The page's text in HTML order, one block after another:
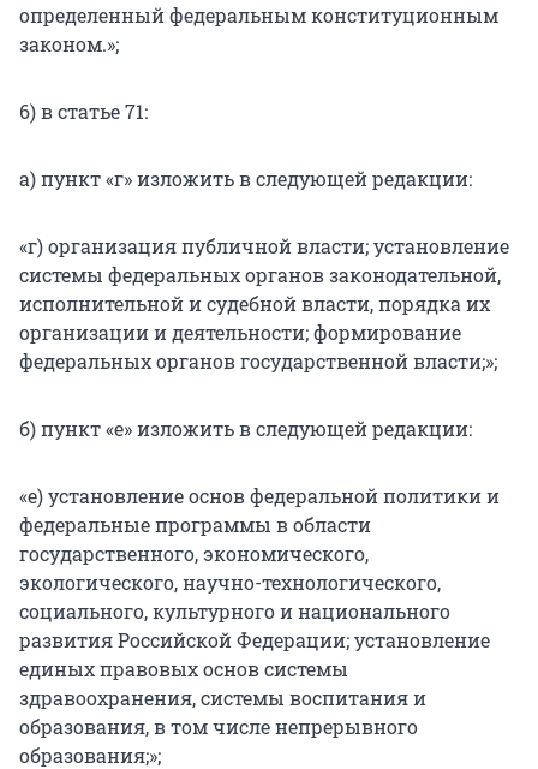
определенный федеральным конституционным
законом.»;
6) в статье 71:
а) пункт «г» изложить в следующей редакции:
«г) организация публичной власти; установление
системы федеральных органов законодательной,
исполнительной и судебной власти, порядка их
организации и деятельности; формирование
федеральных органов государственной власти;»;
б) пункт «е» изложить в следующей редакции:
«е) установление основ федеральной политики и
федеральные программы в области
государственного, экономического,
экологического, научно-технологического,
социального, культурного и национального
развития Российской Федерации; установление
единых правовых основ системы
здравоохранения, системы воспитания и
образования, в том числе непрерывного
образования;»;